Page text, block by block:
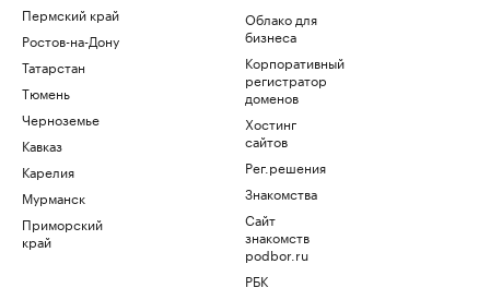
Пермский край
Ростов-на-Дону
Татарстан
Тюмень
Черноземье
Кавказ
Карелия
Мурманск
Приморский
край
Облако для
бизнеса
Корпоративный
регистратор
доменов
Хостинг
сайтов
Рег.решения
Знакомства
Сайт
знакомств
podbor.ru
РБК